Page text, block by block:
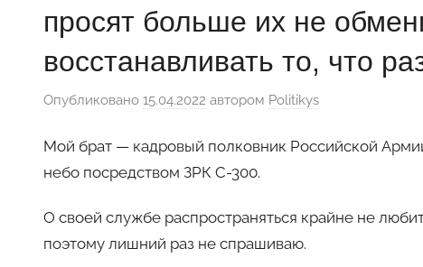
просят больше их не
восстанавливать то, что
Опубликовано 15.04.2022 автором Politikys
Мой брат — кадровый полковник Российской
небо посредством ЗРК С-300.
О своей службе распространяться крайне не
поэтому лишний раз не спрашиваю.